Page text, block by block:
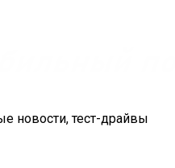
новости, тест-драйвы